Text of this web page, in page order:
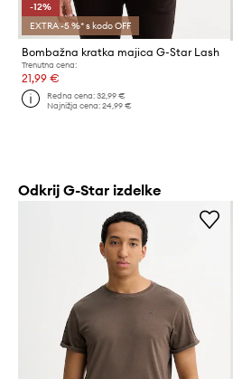
-12%
EXTRA -5 %* s kodo OFF
Bombažna kratka majica G-Star Lash
Trenutna cena:
21,99 €
Redna cena:32,99 €
Najnižja cena:24,99 €
Odkrij G-Star izdelke